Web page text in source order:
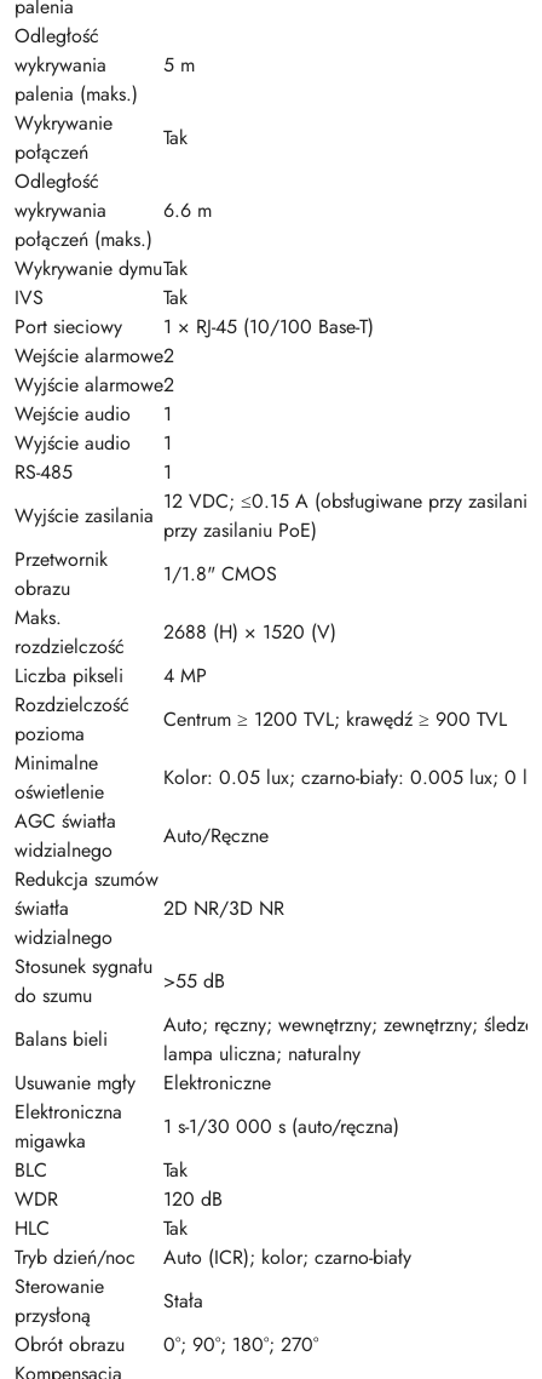
palenia
Odległość
wykrywania
palenia (maks.)
5 m
Wykrywanie
połączeń
Tak
Odległość
wykrywania
połączeń (maks.)
6.6 m
Wykrywanie dymuTak
IVS
Tak
Port sieciowy
1 × RJ-45 (10/100 Base-T)
Wejście alarmowe2
Wyjście alarmowe2
Wejście audio
1
Wyjście audio
1
RS-485
1
Wyjście zasilania
12 VDC; ≤0.15 A (obsługiwane przy
przy zasilaniu PoE)
Przetwornik
obrazu
1/1.8" CMOS
Maks.
rozdzielczość
2688 (H) × 1520 (V)
Liczba pikseli
4 MP
Rozdzielczość
pozioma
Centrum ≥ 1200 TVL; krawędź ≥ 900 TVL
Minimalne
oświetlenie
Kolor: 0.05 lux; czarno-biały: 0.005 lux; 0
AGC światła
widzialnego
Auto/Ręczne
Redukcja szumów
światła
widzialnego
2D NR/3D NR
Stosunek sygnału
do szumu
>55 dB
Balans bieli
Auto; ręczny; wewnętrzny; zewnętrzny;
lampa uliczna; naturalny
Usuwanie mgły
Elektroniczne
Elektroniczna
migawka
1 s-1/30 000 s (auto/ręczna)
BLC
Tak
WDR
120 dB
HLC
Tak
Tryb dzień/noc
Auto (ICR); kolor; czarno-biały
Sterowanie
przysłoną
Stała
Obrót obrazu
0°; 90°; 180°; 270°
Kompensacja